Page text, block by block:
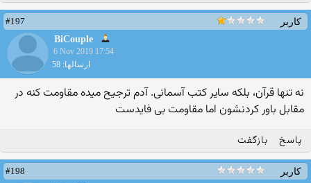
کاربر
#197
BiCouple
6 Nov 2019 17:54
ارسالها: 58
نه تنها قرآن، بلکه سایر کتب آسمانی. آدم ترجیح میده مقاومت کنه در
مقابل باور کردنشون اما مقاومت بی فایدست
پاسخ بازگفت
کاربر
#198